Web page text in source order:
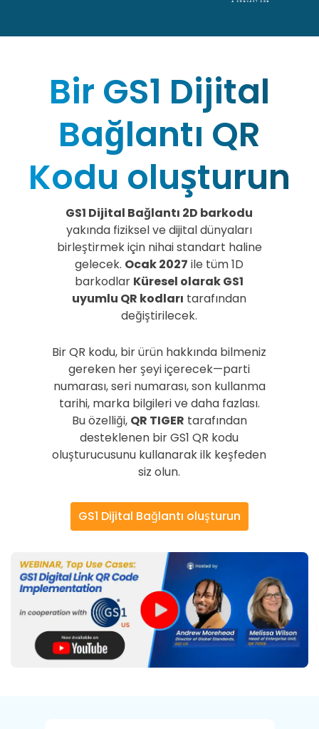
Bir GS1 Dijital
Bağlantı QR
Kodu oluşturun
GS1 Dijital Bağlantı 2D barkodu
yakında fiziksel ve dijital dünyaları
birleştirmek için nihai standart haline
gelecek. Ocak 2027 ile tüm 1D
barkodlar Küresel olarak GS1
uyumlu QR kodları tarafından
değiştirilecek.
Bir QR kodu, bir ürün hakkında bilmeniz
gereken her şeyi içerecek—parti
numarası, seri numarası, son kullanma
tarihi, marka bilgileri ve daha fazlası.
Bu özelliği, QR TIGER tarafından
desteklenen bir GS1 QR kodu
oluşturucusunu kullanarak ilk keşfeden
siz olun.
GS1 Dijital Bağlantı oluşturun